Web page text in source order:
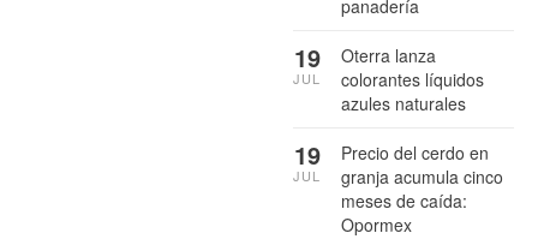
panadería
Oterra lanza
colorantes líquidos
azules naturales
19
JUL
Precio del cerdo en
granja acumula cinco
meses de caída:
Opormex
19
JUL